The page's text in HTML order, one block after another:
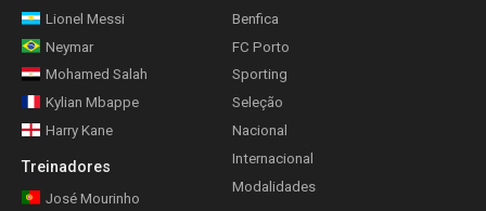
Lionel Messi
Neymar
Mohamed Salah
Kylian Mbappe
Harry Kane
Treinadores
José Mourinho
Benfica
FC Porto
Sporting
Seleção
Nacional
Internacional
Modalidades